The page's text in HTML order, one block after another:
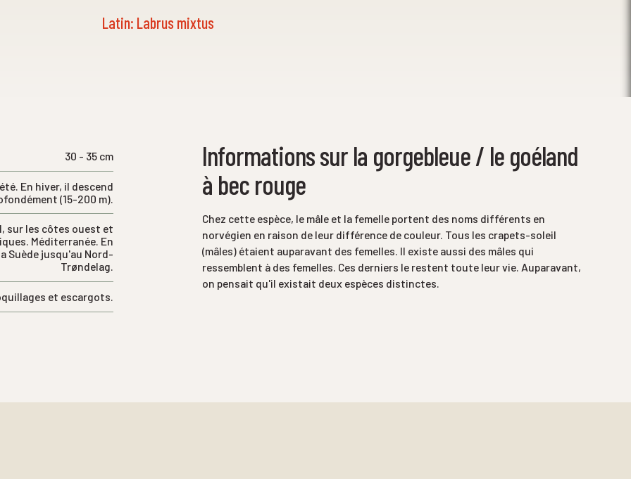
Latin: Labrus mixtus
30 - 35 cm
En hiver, il descend
(15-200 m).
sur les côtes ouest et
Méditerranée. En
Suède jusqu'au Nord-
Trøndelag.
et escargots.
Informations sur la gorgebleue / le goéland
à bec rouge
Chez cette espèce, le mâle et la femelle portent des noms différents en
norvégien en raison de leur différence de couleur. Tous les crapets-soleil
(mâles) étaient auparavant des femelles. Il existe aussi des mâles qui
ressemblent à des femelles. Ces derniers le restent toute leur vie. Auparavant,
on pensait qu'il existait deux espèces distinctes.